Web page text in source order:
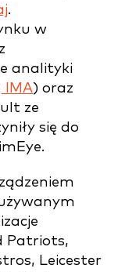
.
w
analityki
IMA) oraz
ze
się do
Patriots,
Leicester